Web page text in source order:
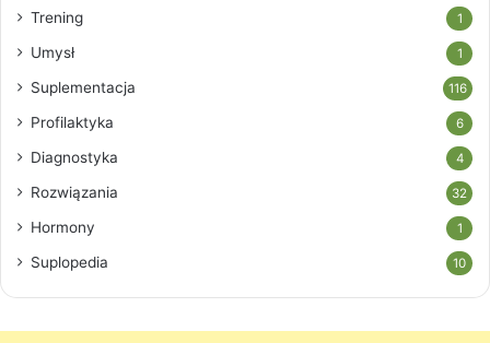
Trening 1
Umysł 1
Suplementacja 116
Profilaktyka 6
Diagnostyka 4
Rozwiązania 32
Hormony 1
Suplopedia 10